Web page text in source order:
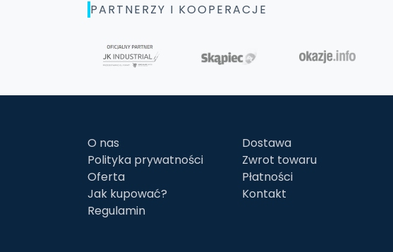
PARTNERZY I KOOPERACJE
O nas
Polityka prywatności
Oferta
Jak kupować?
Regulamin
Dostawa
Zwrot towaru
Płatności
Kontakt